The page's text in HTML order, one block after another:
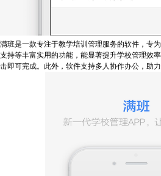
满班是一款专注于教学培训管理服务的软件，专
支持等丰富实用的功能，能显著提升学校管理效
击即可完成。此外，软件支持多人协作办公，助